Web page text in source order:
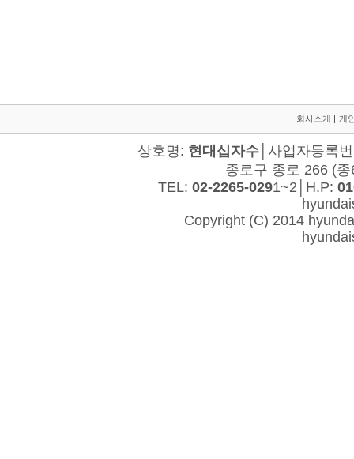
회사소개 개
상호명: 현대십자수│사업자등록
종로구 종로 266 (
TEL: 02-2265-0291~2│H.P:
Copyright (C) 2014